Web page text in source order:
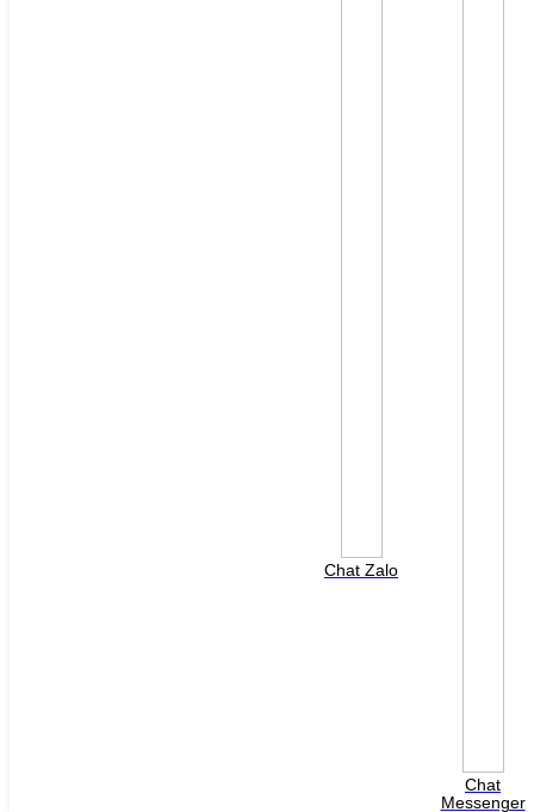
Chat Zalo
Chat
Messenger